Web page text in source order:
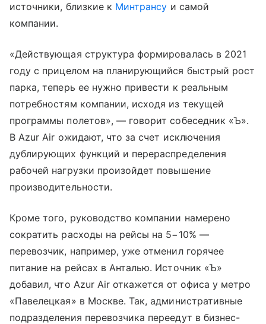
источники, близкие к Минтрансу и самой
компании.
«Действующая структура формировалась в 2021
году с прицелом на планирующийся быстрый рост
парка, теперь ее нужно привести к реальным
потребностям компании, исходя из текущей
программы полетов», — говорит собеседник «Ъ».
В Azur Air ожидают, что за счет исключения
дублирующих функций и перераспределения
рабочей нагрузки произойдет повышение
производительности.
Кроме того, руководство компании намерено
сократить расходы на рейсы на 5−10% —
перевозчик, например, уже отменил горячее
питание на рейсах в Анталью. Источник «Ъ»
добавил, что Azur Air откажется от офиса у метро
«Павелецкая» в Москве. Так, административные
подразделения перевозчика переедут в бизнес-